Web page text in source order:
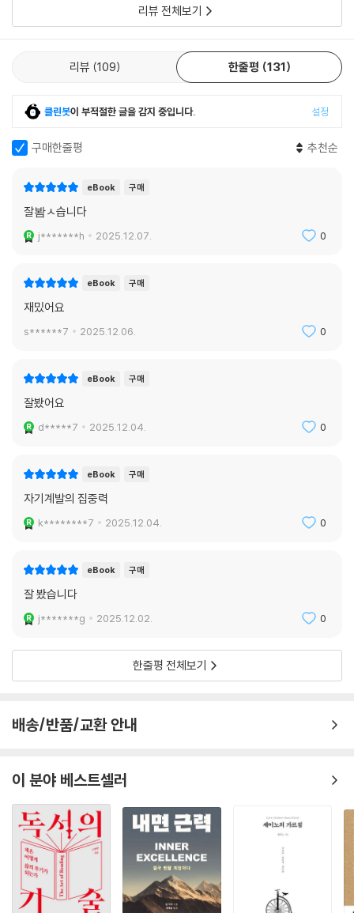
리뷰 전체보기
리뷰 109 한줄평 131
클린봇이 부적절한 글을 감지 중입니다. 설정
구매한줄평 추천순
eBook 구매
잘봠ㅅ습니다
j*******h 2025.12.07. 0
eBook 구매
재밌어요
s******7 2025.12.06. 0
eBook 구매
잘봤어요
d*****7 2025.12.04. 0
eBook 구매
자기계발의 집중력
k********7 2025.12.04. 0
eBook 구매
잘 봤습니다
j*******g 2025.12.02. 0
한줄평 전체보기
배송/반품/교환 안내
이 분야 베스트셀러